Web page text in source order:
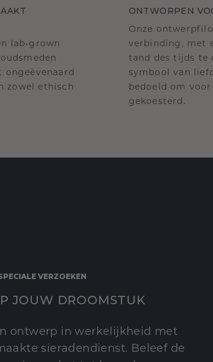
lab-grown
ongeëvenaard
zowel ethisch
ONTWORPEN
Onze
verbinding, met
tand des tijds te
symbool van
bedoeld om
gekoesterd.
VERZOEKEN
JOUW DROOMSTUK
ontwerp in werkelijkheid met
sieradendienst. Beleef de